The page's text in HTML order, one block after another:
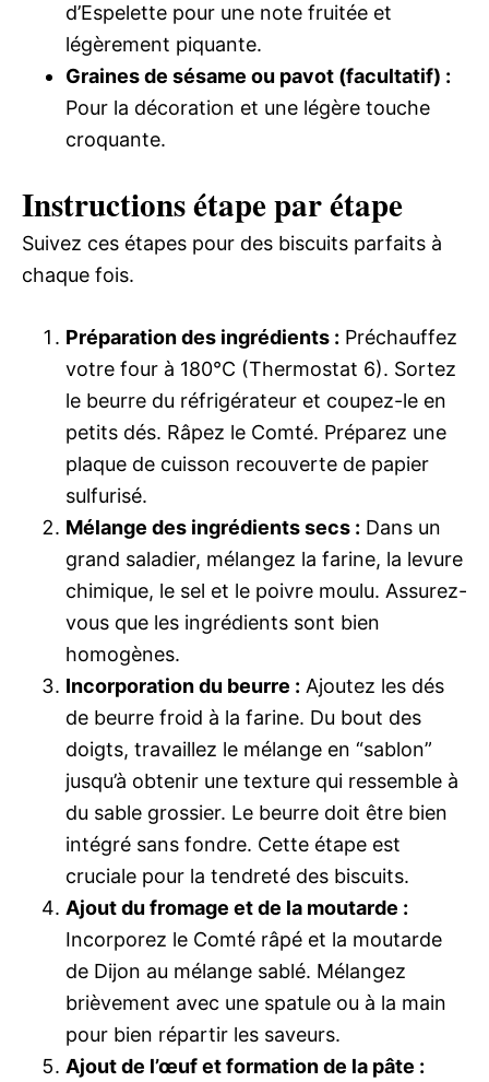
d’Espelette pour une note fruitée et
légèrement piquante.
Graines de sésame ou pavot (facultatif) :
Pour la décoration et une légère touche
croquante.
Instructions étape par étape
Suivez ces étapes pour des biscuits parfaits à
chaque fois.
Préparation des ingrédients : Préchauffez
votre four à 180°C (Thermostat 6). Sortez
le beurre du réfrigérateur et coupez-le en
petits dés. Râpez le Comté. Préparez une
plaque de cuisson recouverte de papier
sulfurisé.
Mélange des ingrédients secs : Dans un
grand saladier, mélangez la farine, la levure
chimique, le sel et le poivre moulu. Assurez-
vous que les ingrédients sont bien
homogènes.
Incorporation du beurre : Ajoutez les dés
de beurre froid à la farine. Du bout des
doigts, travaillez le mélange en “sablon”
jusqu’à obtenir une texture qui ressemble à
du sable grossier. Le beurre doit être bien
intégré sans fondre. Cette étape est
cruciale pour la tendreté des biscuits.
Ajout du fromage et de la moutarde :
Incorporez le Comté râpé et la moutarde
de Dijon au mélange sablé. Mélangez
brièvement avec une spatule ou à la main
pour bien répartir les saveurs.
Ajout de l’œuf et formation de la pâte :